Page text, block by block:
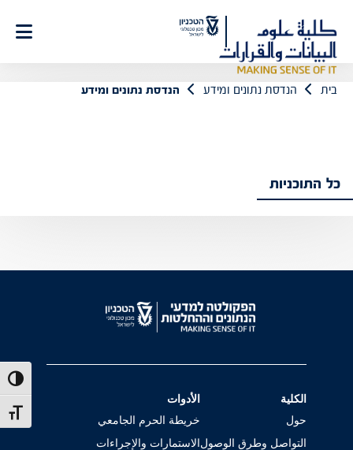
Content
size
בית הנדסת נתונים ומידע הנדסת נתונים ומידע
כל התוכניות
الكلية
حول
التواصل وطرق الوصول
الأدوات
خريطة الحرم الجامعي
الاستمارات والإجراءات